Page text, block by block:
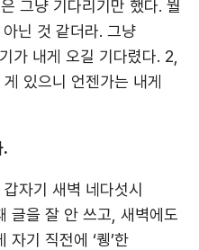
그냥 기다리기만 했다. 뭘
닌 것 같더라. 그냥
가 내게 오길 기다렸다. 2,
있으니 언젠가는 내게
.
자기 새벽 네다섯시
글을 잘 안 쓰고, 새벽에도
자기 직전에 ‘퀭’한